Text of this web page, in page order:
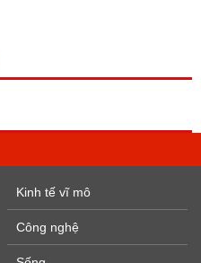
Kinh tế vĩ mô
Công nghệ